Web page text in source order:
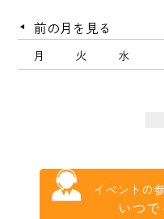
前の月を見る
月 火 水
イベントの
いつ